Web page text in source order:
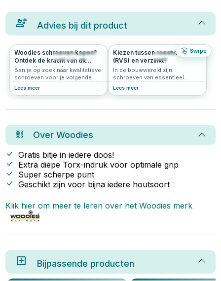
Advies bij dit product
Swipe
205 4.9
Woodies schroeven kopen?
Ontdek de kracht van dit
innovatieve merk
Ben je op zoek naar kwalitatieve
schroeven voor je volgende
klus? Grote kans dat je dan
keuze is.
Lees meer
342 5.0
Kiezen tussen roestvrijstaal
(RVS) en verzinkt?
In de bouwwereld zijn
schroeven van essentieel
belang voor stabiliteit en
Lees meer
OverWoodies
Gratis bitje in iedere doos!
Extra diepe Torx-indruk voor optimale grip
Super scherpe punt
Geschikt zijn voor bijna iedere houtsoort
Klik hier om meer te leren over hetWoodies merk
Bijpassende producten